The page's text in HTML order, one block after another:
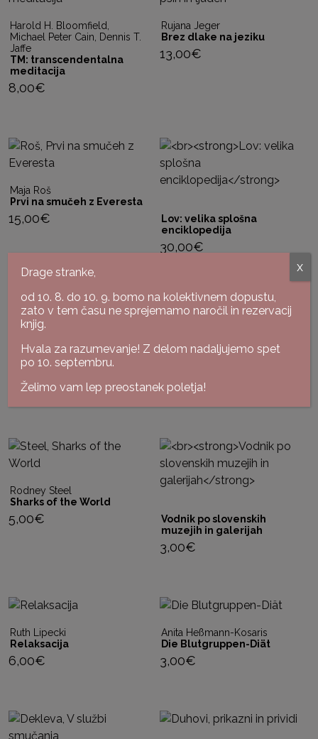
Harold H. Bloomfield,
Michael Peter Cain, Dennis T.
Jaffe
TM: transcendentalna
meditacija
8,00€
Rujana Jeger
Brez dlake na jeziku
13,00€
Maja Roš
Prvi na smučeh z Everesta
15,00€
Lov: velika splošna
enciklopedija
30,00€
Okrasne rastline za vaš
dom
25,00€
Weber
Lončnice
Rodney Steel
Sharks of the World
5,00€
Vodnik po slovenskih
muzejih in galerijah
3,00€
Ruth Lipecki
Relaksacija
6,00€
Anita Heßmann-Kosaris
Die Blutgruppen-Diät
3,00€
Drage stranke,
od 10. 8. do 10. 9. bomo na kolektivnem dopustu,
zato v tem času ne sprejemamo naročil in rezervacij
knjig.
Hvala za razumevanje! Z delom nadaljujemo spet
po 10. septembru.
Želimo vam lep preostanek poletja!
x